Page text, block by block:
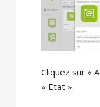
Cliquez sur «
« Etat ».